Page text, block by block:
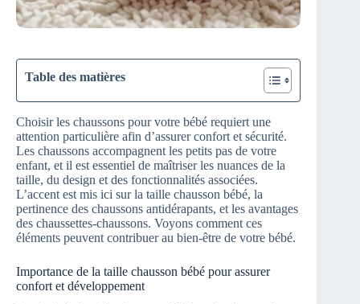
Table des matières
Choisir les chaussons pour votre bébé requiert une
attention particulière afin d’assurer confort et sécurité.
Les chaussons accompagnent les petits pas de votre
enfant, et il est essentiel de maîtriser les nuances de la
taille, du design et des fonctionnalités associées.
L’accent est mis ici sur la taille chausson bébé, la
pertinence des chaussons antidérapants, et les avantages
des chaussettes-chaussons. Voyons comment ces
éléments peuvent contribuer au bien-être de votre bébé.
Importance de la taille chausson bébé pour assurer
confort et développement